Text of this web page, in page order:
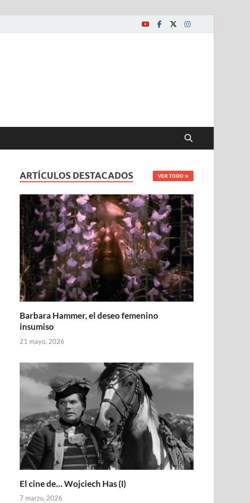
ARTÍCULOS DESTACADOS VER TODO
Barbara Hammer, el deseo femenino
insumiso
21 mayo, 2026
El cine de… Wojciech Has (I)
7 marzo, 2026